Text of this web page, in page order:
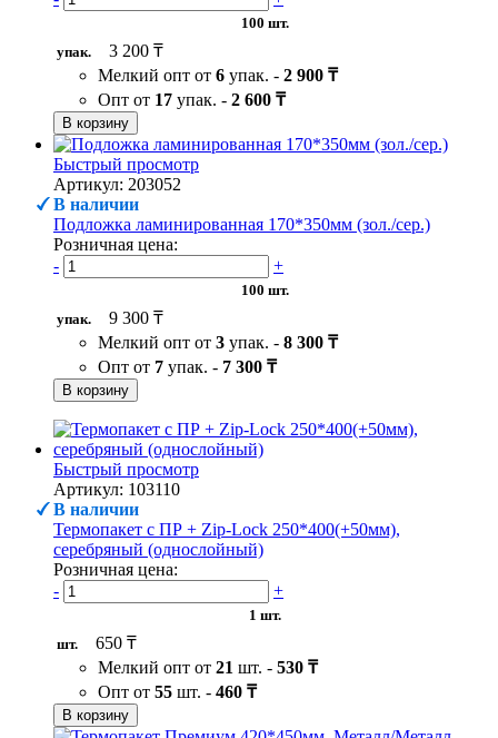
100 шт.
упак.
3 200 ₸
Мелкий опт от 6 упак. - 2 900 ₸
Опт от 17 упак. - 2 600 ₸
В корзину
Быстрый просмотр
Артикул: 203052
В наличии
Подложка ламинированная 170*350мм (зол./сер.)
Розничная цена:
-
+
100 шт.
упак.
9 300 ₸
Мелкий опт от 3 упак. - 8 300 ₸
Опт от 7 упак. - 7 300 ₸
В корзину
Быстрый просмотр
Артикул: 103110
В наличии
Термопакет с ПР + Zip-Lock 250*400(+50мм),
серебряный (однослойный)
Розничная цена:
-
+
1 шт.
шт.
650 ₸
Мелкий опт от 21 шт. - 530 ₸
Опт от 55 шт. - 460 ₸
В корзину